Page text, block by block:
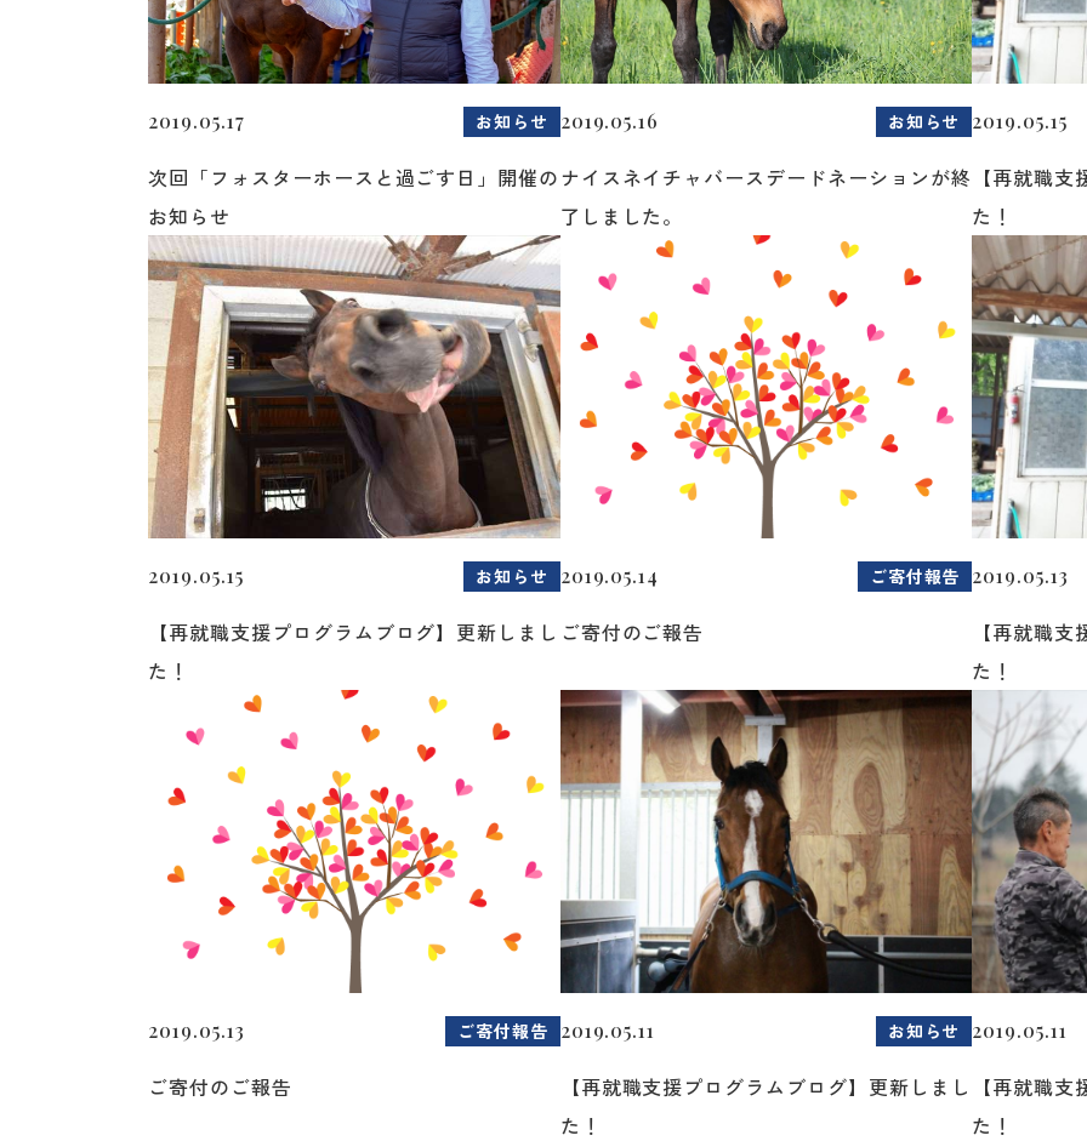
2019.05.17 お知らせ
次回「フォスターホースと過ごす日」開催の
お知らせ
2019.05.16 お知らせ
ナイスネイチャバースデードネーションが終
了しました。
2019.05.15
【再就職
た！
2019.05.15 お知らせ
【再就職支援プログラムブログ】更新しまし
た！
2019.05.14 ご寄付報告
ご寄付のご報告
2019.05.13
【再就職
た！
2019.05.13 ご寄付報告
ご寄付のご報告
2019.05.11 お知らせ
【再就職支援プログラムブログ】更新しまし
た！
2019.05.11
【再就職
た！